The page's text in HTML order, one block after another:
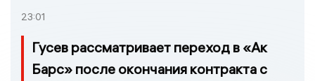
23:01
Гусев рассматривает переход в «Ак
Барс» после окончания контракта с